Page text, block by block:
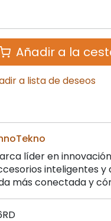
Añadir a la
a lista de deseos
líder en
inteligentes
más conectada y